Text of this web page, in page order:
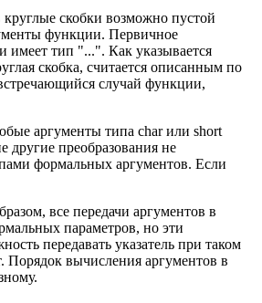
скобки возможно пустой
функции. Первичное
тип "...". Как указывается
скобка, считается описанным по
случай функции,
аргументы типа char или short
другие преобразования не
формальных аргументов. Если
все передачи аргументов в
параметров, но эти
передавать указатель при таком
Порядок вычисления аргументов в